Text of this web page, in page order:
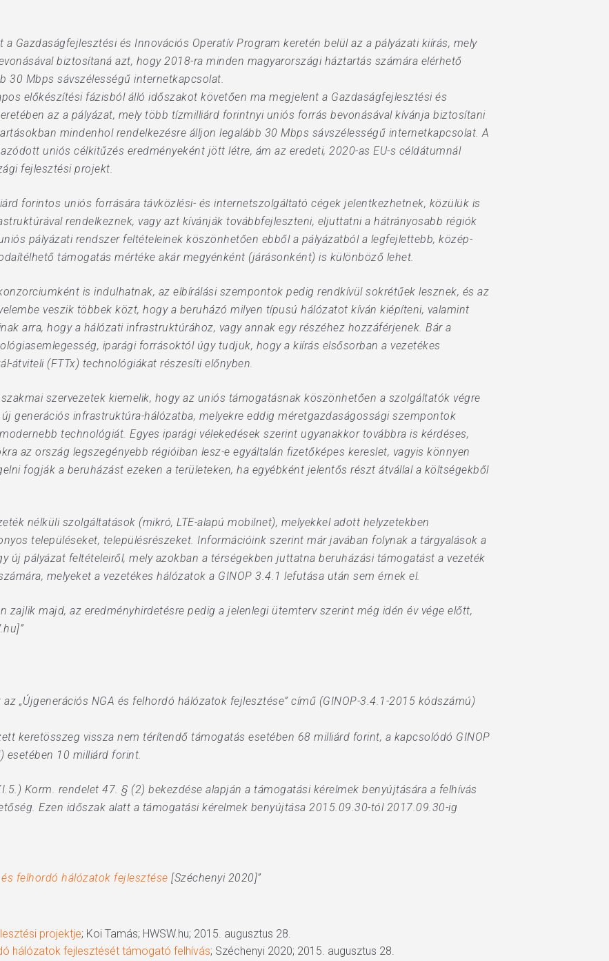
Gazdaságfejlesztési és Innovációs Operatív Program keretén belül az a pályázati kiírás, mely
biztosítaná azt, hogy 2018-ra minden magyarországi háztartás számára elérhető
30 Mbps sávszélességű internetkapcsolat.
előkészítési fázisból álló időszakot követően ma megjelent a Gazdaságfejlesztési és
az a pályázat, mely több tízmilliárd forintnyi uniós forrás bevonásával kívánja biztosítani
mindenhol rendelkezésre álljon legalább 30 Mbps sávszélességű internetkapcsolat. A
uniós célkitűzés eredményeként jött létre, ám az eredeti, 2020-as EU-s céldátumnál
fejlesztési projekt.
forintos uniós forrására távközlési- és internetszolgáltató cégek jelentkezhetnek, közülük is
rendelkeznek, vagy azt kívánják továbbfejleszteni, eljuttatni a hátrányosabb régiók
pályázati rendszer feltételeinek köszönhetően ebből a pályázatból a legfejlettebb, közép-
támogatás mértéke akár megyénként (járásonként) is különböző lehet.
is indulhatnak, az elbírálási szempontok pedig rendkívül sokrétűek lesznek, és az
veszik többek közt, hogy a beruházó milyen típusú hálózatot kíván kiépíteni, valamint
arra, hogy a hálózati infrastruktúrához, vagy annak egy részéhez hozzáférjenek. Bár a
iparági forrásoktól úgy tudjuk, hogy a kiírás elsősorban a vezetékes
átviteli (FTTx) technológiákat részesíti előnyben.
szervezetek kiemelik, hogy az uniós támogatásnak köszönhetően a szolgáltatók végre
generációs infrastruktúra-hálózatba, melyekre eddig méretgazdaságossági szempontok
technológiát. Egyes iparági vélekedések szerint ugyanakkor továbbra is kérdéses,
az ország legszegényebb régióiban lesz-e egyáltalán fizetőképes kereslet, vagyis könnyen
fogják a beruházást ezeken a területeken, ha egyébként jelentős részt átvállal a költségekből
nélküli szolgáltatások (mikró, LTE-alapú mobilnet), melyekkel adott helyzetekben
településeket, településrészeket. Információink szerint már javában folynak a tárgyalások a
új pályázat feltételeiről, mely azokban a térségekben juttatna beruházási támogatást a vezeték
melyeket a vezetékes hálózatok a GINOP 3.4.1 lefutása után sem érnek el.
zajlik majd, az eredményhirdetésre pedig a jelenlegi ütemterv szerint még idén év vége előtt,
„Újgenerációs NGA és felhordó hálózatok fejlesztése” című (GINOP-3.4.1-2015 kódszámú)
keretösszeg vissza nem térítendő támogatás esetében 68 milliárd forint, a kapcsolódó GINOP
esetében 10 milliárd forint.
Korm. rendelet 47. § (2) bekezdése alapján a támogatási kérelmek benyújtására a felhívás
Ezen időszak alatt a támogatási kérelmek benyújtása 2015.09.30-tól 2017.09.30-ig
felhordó hálózatok fejlesztése [Széchenyi 2020]”
projektje; Koi Tamás; HWSW.hu; 2015. augusztus 28.
hálózatok fejlesztését támogató felhívás; Széchenyi 2020; 2015. augusztus 28.